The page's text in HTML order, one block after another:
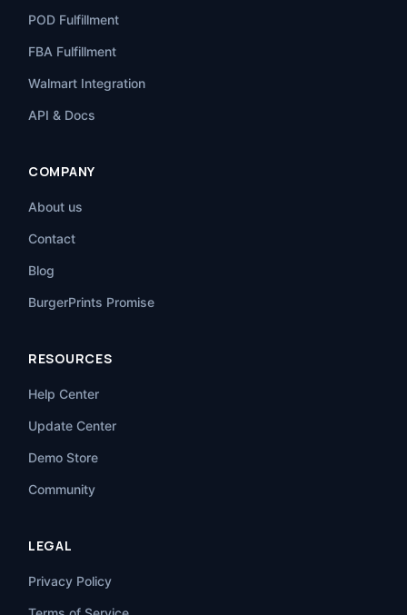
POD Fulfillment
FBA Fulfillment
Walmart Integration
API & Docs
COMPANY
About us
Contact
Blog
BurgerPrints Promise
RESOURCES
Help Center
Update Center
Demo Store
Community
LEGAL
Privacy Policy